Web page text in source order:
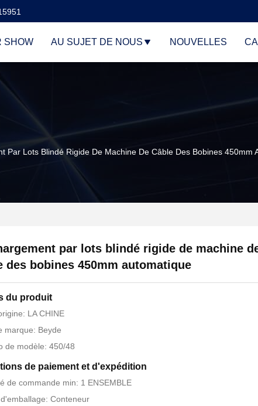
SHOW AU SUJET DE NOUS NOUVELLES
Par Lots Blindé Rigide De Machine De Câble Des Bobines 450mm
par lots blindé rigide de machine
des bobines 450mm automatique
du produit
LA CHINE
marque: Beyde
de modèle: 450/48
de paiement et d'expédition
de commande min: 1 ENSEMBLE
Conteneur